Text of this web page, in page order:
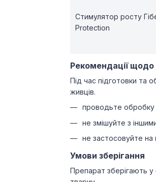
Стимулятор росту
Protection
Рекомендації
Під час підготовки та
живців.
проводьте обробку
не змішуйте з
не застосовуйте на
Умови зберігання
Препарат зберігають у